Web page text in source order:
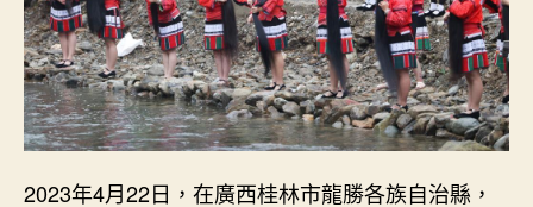
2023年4月22日，在廣西桂林市龍勝各族自治縣，